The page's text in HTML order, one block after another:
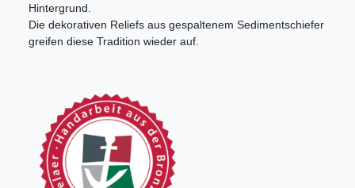
Hintergrund.
Die dekorativen Reliefs aus gespaltenem Sedimentschiefer
greifen diese Tradition wieder auf.